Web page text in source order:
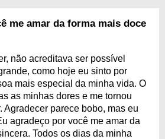
me amar da forma mais doce
não acreditava ser possível
como hoje eu sinto por
mais especial da minha vida. O
as minhas dores e me tornou
Agradecer parece bobo, mas eu
agradeço por você me amar da
Todos os dias da minha